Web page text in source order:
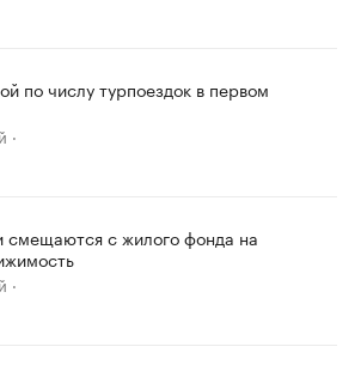
по числу турпоездок в первом
смещаются с жилого фонда на